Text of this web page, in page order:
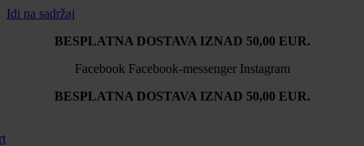
Idi na sadržaj
BESPLATNA DOSTAVA IZNAD 50,00 EUR.
Facebook Facebook-messenger Instagram
BESPLATNA DOSTAVA IZNAD 50,00 EUR.